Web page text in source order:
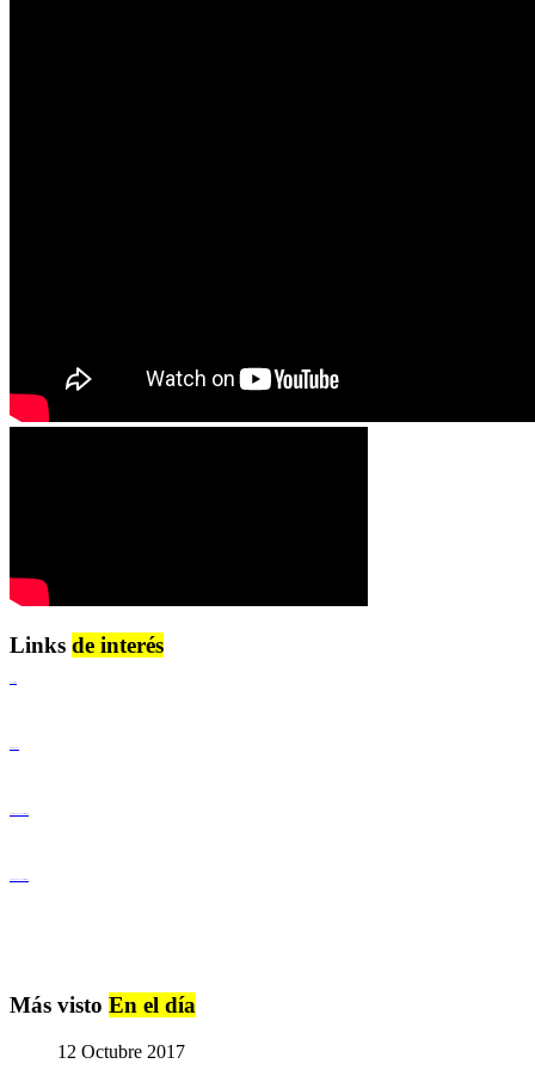
Links de interés
Más visto En el día
12 Octubre 2017